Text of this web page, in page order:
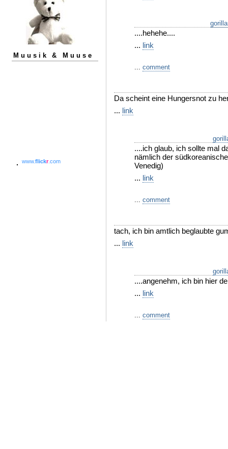
Muusik & Muuse
www.flickr.com
....hehehe....
... link
... comment
Da scheint eine Hungersnot zu
... link
....ich glaub, ich sollte mal
nämlich der
Venedig)
... link
... comment
tach, ich bin amtlich beglaubte
... link
....angenehm, ich bin hier
... link
... comment